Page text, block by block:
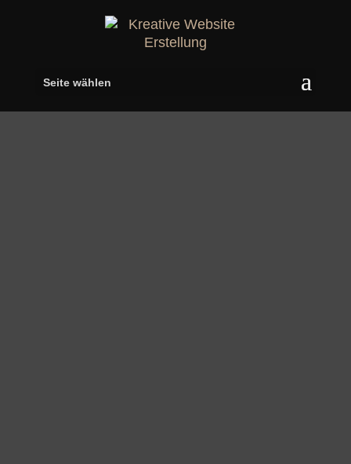
Seite wählen